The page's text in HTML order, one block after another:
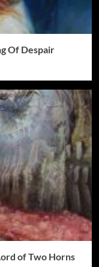
Of Despair
of Two Horns